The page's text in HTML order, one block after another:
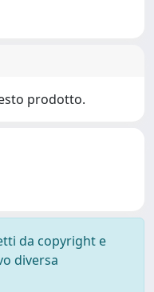
prodotto.
da copyright e
diversa